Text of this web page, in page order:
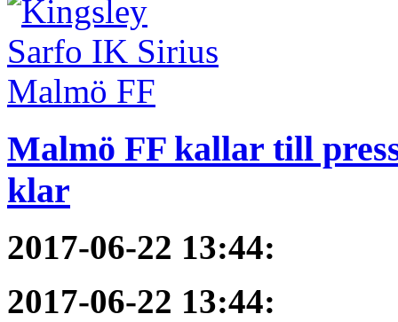
Malmö FF kallar till
klar
2017-06-22 13:44:
2017-06-22 13:44: